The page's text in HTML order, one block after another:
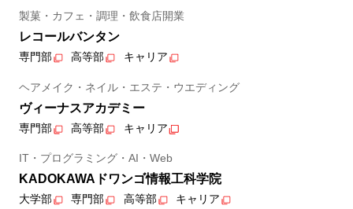
製菓・カフェ・調理・飲食店開業
レコールバンタン
専門部 高等部 キャリア
ヘアメイク・ネイル・エステ・ウエディング
ヴィーナスアカデミー
専門部 高等部 キャリア
IT・プログラミング・AI・Web
KADOKAWAドワンゴ情報工科学院
大学部 専門部 高等部 キャリア